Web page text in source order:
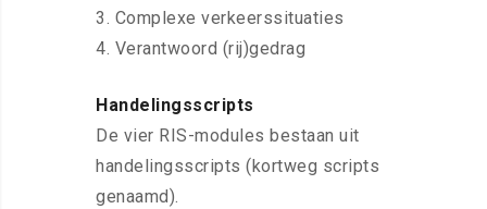
3. Complexe verkeerssituaties
4. Verantwoord (rij)gedrag
Handelingsscripts
De vier RIS-modules bestaan uit
handelingsscripts (kortweg scripts
genaamd).